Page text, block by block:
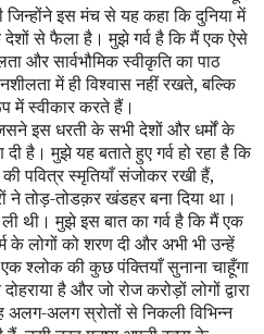
इस मंच से यह कहा कि दुनिया में
से फैला है। मुझे गर्व है कि मैं एक ऐसे
और सार्वभौमिक स्वीकृति का पाठ
में ही विश्वास नहीं रखते,बल्कि
में स्वीकार करते हैं।
इस धरती के सभी देशों और धर्मों के
है। मुझे यह बताते हुए गर्व हो रहा है कि
पवित्र स्मृतियाँ संजोकर रखी हैं,
ने तोड़-तोडक़र खंडहर बना दिया था।
थी। मुझे इस बात का गर्व है कि मैं एक
के लोगों को शरण दी और अभी भी उन्हें
श्लोक की कुछ पंक्तियाँ सुनाना चाहूँगा
है और जो रोज करोड़ों लोगों द्वारा
अलग-अलग स्रोतों से निकली विभिन्न